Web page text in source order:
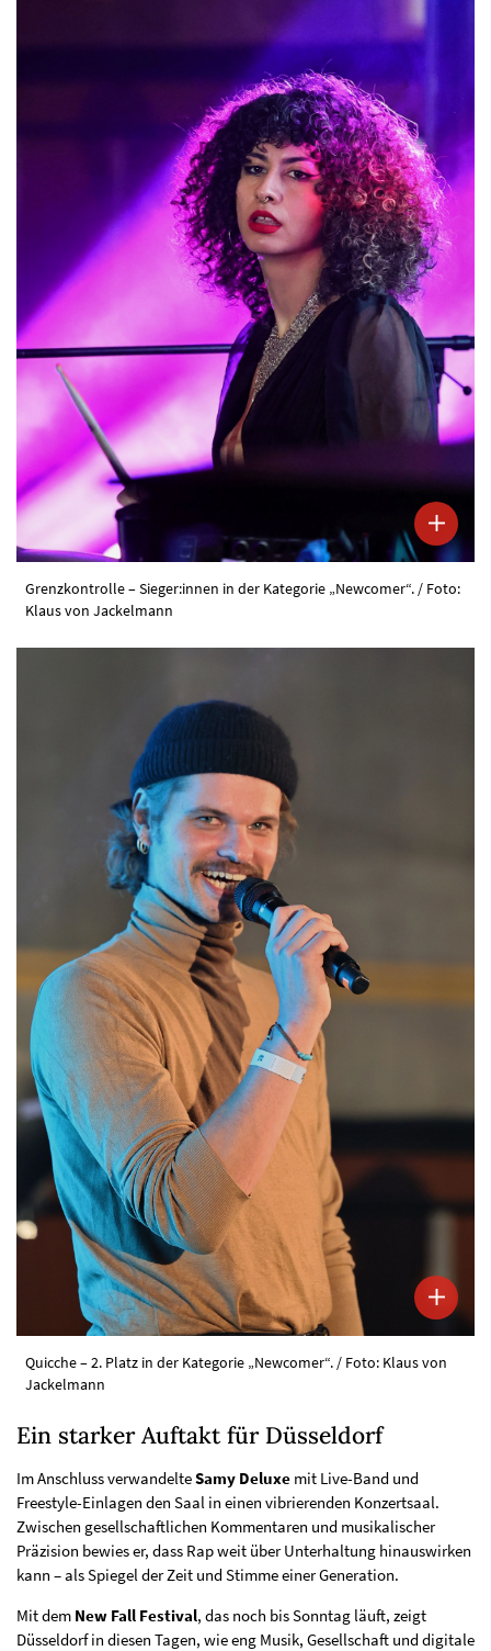
Grenzkontrolle – Sieger:innen in der Kategorie „Newcomer“. / Foto:
Klaus von Jackelmann
Quicche – 2. Platz in der Kategorie „Newcomer“. / Foto: Klaus von
Jackelmann
Ein starker Auftakt für Düsseldorf
Im Anschluss verwandelteSamy Deluxe mit Live-Band und
Freestyle-Einlagen den Saal in einen vibrierenden Konzertsaal.
Zwischen gesellschaftlichen Kommentaren und musikalischer
Präzision bewies er, dass Rap weit über Unterhaltung hinauswirken
kann – als Spiegel der Zeit und Stimme einer Generation.
Mit dem New Fall Festival, das noch bis Sonntag läuft, zeigt
Düsseldorf in diesen Tagen, wie eng Musik, Gesellschaft und digitale